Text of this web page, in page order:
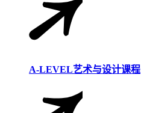
A-LEVEL艺术与设计课程